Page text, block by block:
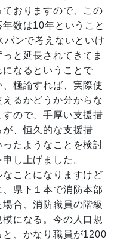
おりますので、この
数は10年ということ
パンで考えないといけ
と延長されてきてま
なるということで
極論すれば、実際使
るかどうか分からな
ので、手厚い支援措
、恒久的な支援措
たようなことを検討
し上げました。
ことになりますけど
県下１本で消防本部
合、消防職員の階級
になる。今の人口規
、かなり職員が1200